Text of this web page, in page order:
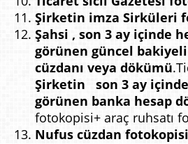
Şirketin imza Sirküleri
Şahsi , son 3 ay içinde
görünen güncel
cüzdanı veya dökümü
Şirketin son 3 ay içinde
görünen banka hesap
fotokopisi+ araç ruhsatı
Nufus cüzdan